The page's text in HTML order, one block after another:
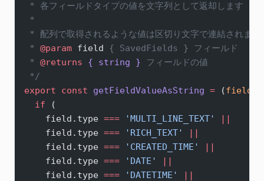
* 各フィールドタイプの値を文字列として返却します
*
* 配列で取得されるような値は区切り文字で連結されます
* @param field { SavedFields } フィールド
* @returns { string } フィールドの値
*/
export const getFieldValueAsString = (field
  if
(
    field.type
=== 'MULTI_LINE_TEXT'
||
    field.type
=== 'RICH_TEXT'
||
    field.type
=== 'CREATED_TIME'
||
    field.type
=== 'DATE'
||
    field.type
=== 'DATETIME'
||